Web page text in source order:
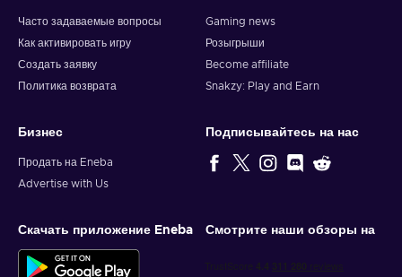
Часто задаваемые вопросы
Как активировать игру
Создать заявку
Политика возврата
Gaming news
Розыгрыши
Become affiliate
Snakzy: Play and Earn
Бизнес
Продать на Eneba
Advertise with Us
Подписывайтесь на нас
Скачать приложение Eneba Смотрите наши обзоры на